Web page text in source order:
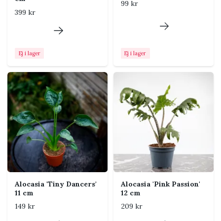
aldrig blöt under längre tid.
Luftig, fukthållande och
blandning anpassad för
känsliga tropiska rötter.
Luftfuktighet
Gärna högre än normal
rumsluft. Undvik torr
elementvärme och kalla
drag.
Temperatur
Trivs bäst varmt och jämnt,
helst över cirka 18 °C. Skydda
från temperaturer under 15
°C.
Näring
Ge svag växtnäring
regelbundet under vår och
399 kr
Ej i lager
99 kr
Ej i lager
Alocasia 'Tiny Dancers'
11 cm
149 kr
Alocasia 'Pink Passion'
12 cm
209 kr